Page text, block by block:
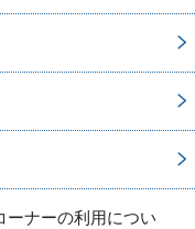
ーナーの利用につい